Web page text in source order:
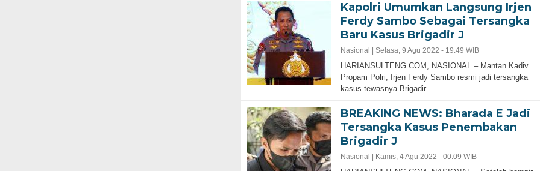
Kapolri Umumkan Langsung Irjen
Ferdy Sambo Sebagai Tersangka
Baru Kasus Brigadir J
Nasional | Selasa, 9 Agu 2022 - 19:49 WIB
HARIANSULTENG.COM, NASIONAL – Mantan Kadiv
Propam Polri, Irjen Ferdy Sambo resmi jadi tersangka
kasus tewasnya Brigadir…
BREAKING NEWS: Bharada E Jadi
Tersangka Kasus Penembakan
Brigadir J
Nasional | Kamis, 4 Agu 2022 - 00:09 WIB